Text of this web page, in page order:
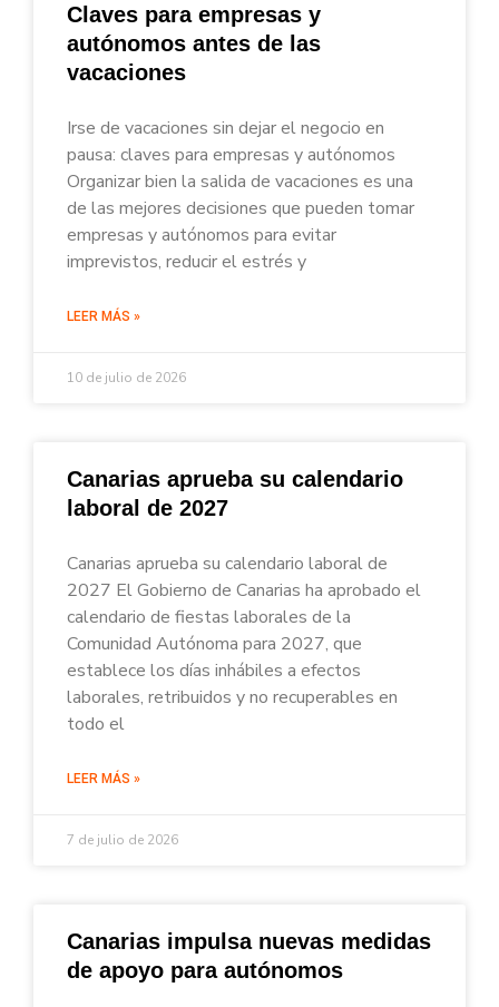
Claves para empresas y
autónomos antes de las
vacaciones
Irse de vacaciones sin dejar el negocio en
pausa: claves para empresas y autónomos
Organizar bien la salida de vacaciones es una
de las mejores decisiones que pueden tomar
empresas y autónomos para evitar
imprevistos, reducir el estrés y
LEER MÁS »
10 de julio de 2026
Canarias aprueba su calendario
laboral de 2027
Canarias aprueba su calendario laboral de
2027 El Gobierno de Canarias ha aprobado el
calendario de fiestas laborales de la
Comunidad Autónoma para 2027, que
establece los días inhábiles a efectos
laborales, retribuidos y no recuperables en
todo el
LEER MÁS »
7 de julio de 2026
Canarias impulsa nuevas medidas
de apoyo para autónomos